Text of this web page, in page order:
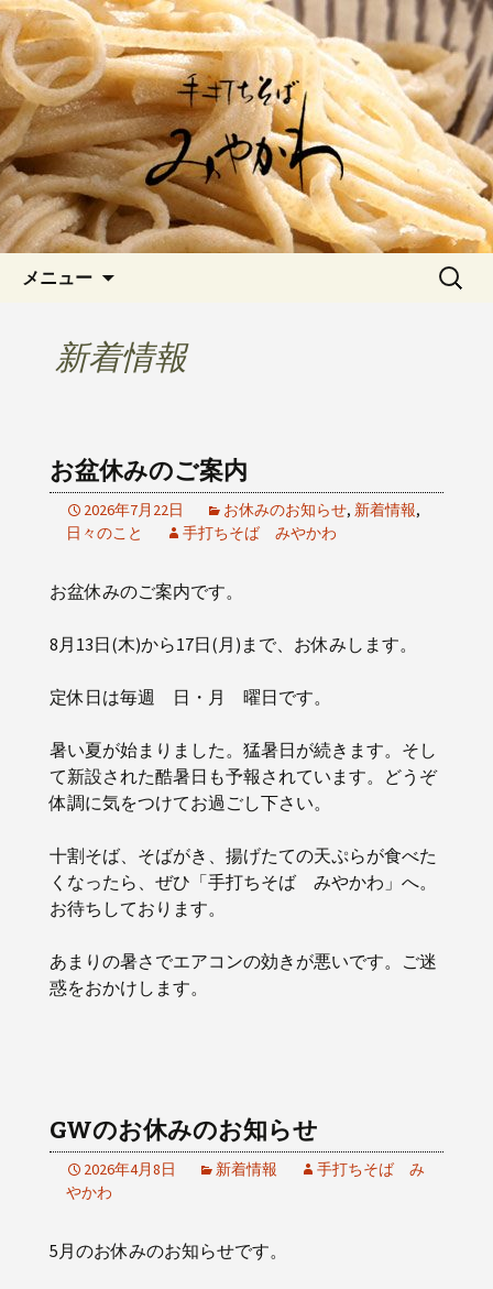
岡崎の「手打ちそば みやか
わ」のブログです
愛知県岡崎市でひっそりと佇む「手打
ちそばみやかわ」では自家製粉にこだ
わった一日十食限定の十割そばをお楽
しみいただけます。新しいそばや季節
の食材を使用した天婦羅メニューなど
新着情報はこちら
メニュー
検
新着情報
お盆休みのご案内
2026年7月22日 お休みのお知らせ, 新着情報,
日々のこと
手打ちそば みやかわ
お盆休みのご案内です。
8月13日(木)から17日(月)まで、お休みします。
定休日は毎週 日・月 曜日です。
暑い夏が始まりました。猛暑日が続きます。そし
て新設された酷暑日も予報されています。どうぞ
体調に気をつけてお過ごし下さい。
十割そば、そばがき、揚げたての天ぷらが食べた
くなったら、ぜひ「手打ちそば みやかわ」へ。
お待ちしております。
あまりの暑さでエアコンの効きが悪いです。ご迷
惑をおかけします。
GWのお休みのお知らせ
2026年4月8日 新着情報
手打ちそば み
やかわ
5月のお休みのお知らせです。